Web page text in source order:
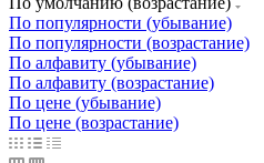
По популярности (убывание)
По популярности (возрастание)
По алфавиту (убывание)
По алфавиту (возрастание)
По цене (убывание)
По цене (возрастание)